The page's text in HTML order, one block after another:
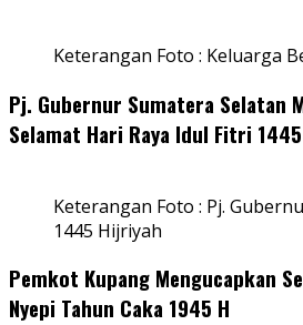
Keterangan Foto : Keluarga
Pj. Gubernur Sumatera Selatan
Selamat Hari Raya Idul Fitri
Keterangan Foto : Pj.
1445 Hijriyah
Pemkot Kupang Mengucapkan
Nyepi Tahun Caka 1945 H